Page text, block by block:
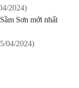
2024)
Sơn mới nhất
04/2024)